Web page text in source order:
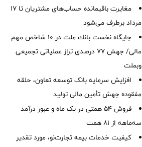
مغایرت‌ باقیمانده حساب‌های مشتریان تا ۱۷
مرداد برطرف می‌شود
جایگاه نخست بانك ملت در 10 شاخص مهم
مالی/ جهش 77 درصدی تراز عملیاتی تجمیعی
وبملت
افزایش سرمایه بانک توسعه تعاون، حلقه
مفقوده جهش تأمین مالی تولید
فروش 54 همتی در یک ماه و عبور درآمد
سه‌ماهه از 81 همت
کیفیت خدمات بیمه تجارت‌نو، مورد تقدیر